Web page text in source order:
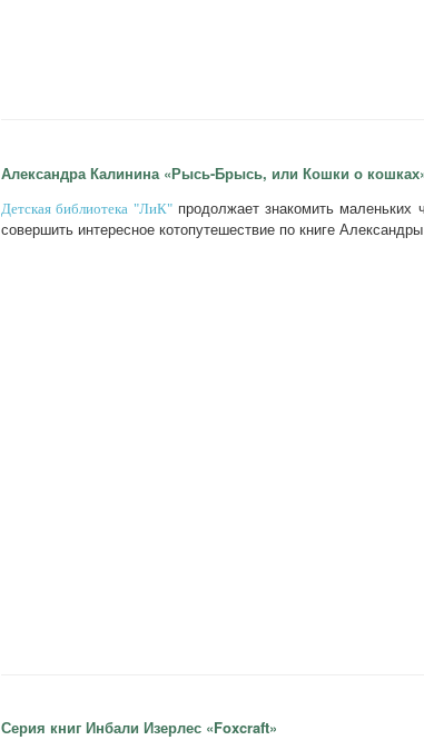
Александра Калинина «Рысь-Брысь, или Кошки о
Детская библиотека "ЛиК"продолжает знакомить маленьких
совершить интересное котопутешествие по книге
Серия книг Инбали Изерлес «Foxcraft»